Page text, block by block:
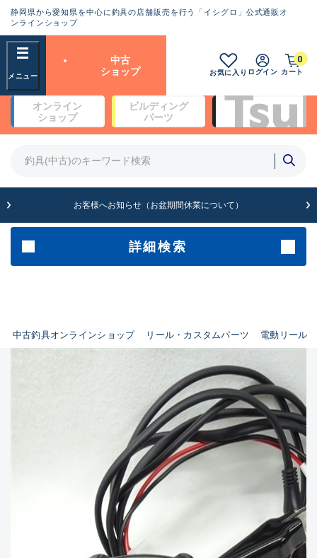
静岡県から愛知県を中心に釣具の店舗販売を行う「イシグロ」公式通販オ
ンラインショップ
中古
ショップ
お気に入り ログイン カート
0
オンライン
ショップ
ビルディング
パーツ
お客様へお知らせ（お盆期間休業について）
詳細検索
中古釣具オンラインショップ リール・カスタムパーツ 電動リール
フリーワード
商品カテゴリ
竿・ルアーロッド(64388)
その他・雑品(1064)
イシグロフレスポ鈴鹿店
イシグロ津高茶屋店
イシグロ西春店
イシグロカインズモール彦根店
イシグロ中川かの里店
イシグロ静岡中吉田店
イシグロ名東引山店
イシグロ豊田店
ランクとは？
良
SA
新古品（メーカー問屋から仕
入れた未使用品）
※店頭展示時の置き傷が付いている
ものも含む
傷が極めて少ない極上品
B
使用感や傷はあるが全体的に
綺麗な良品
C
使用感や傷のある一般的な中
古品
かなり使用感があり、全体的
に目立つ傷が多い品